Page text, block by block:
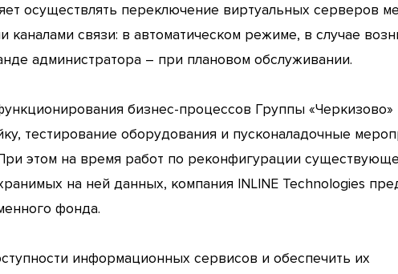
осуществлять переключение виртуальных серверов
связи: в автоматическом режиме, в случае
администратора – при плановом обслуживании.
бизнес-процессов Группы «Черкизово»
тестирование оборудования и пусконаладочные
этом на время работ по реконфигурации
на ней данных, компания INLINE Technologies
фонда.
информационных сервисов и обеспечить их